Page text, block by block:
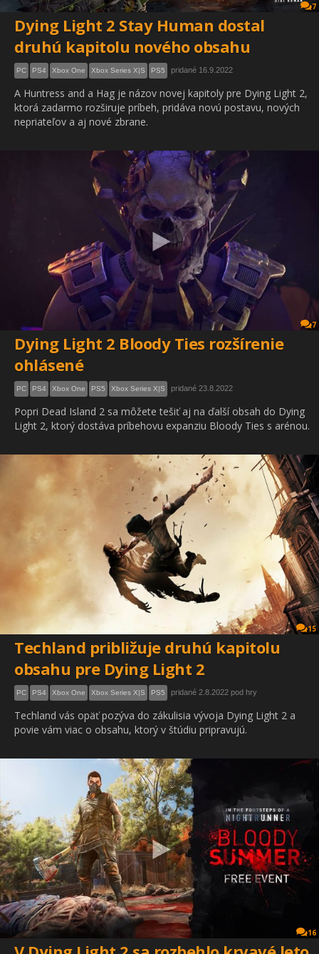
7
Dying Light 2 Stay Human dostal
druhú kapitolu nového obsahu
PC PS4 Xbox One Xbox Series X|S PS5 pridané 16.9.2022
A Huntress and a Hag je názov novej kapitoly pre Dying Light 2,
ktorá zadarmo rozširuje príbeh, pridáva novú postavu, nových
nepriateľov a aj nové zbrane.
7
Dying Light 2 Bloody Ties rozšírenie
ohlásené
PC PS4 Xbox One PS5 Xbox Series X|S pridané 23.8.2022
Popri Dead Island 2 sa môžete tešiť aj na ďalší obsah do Dying
Light 2, ktorý dostáva príbehovu expanziu Bloody Ties s arénou.
15
Techland približuje druhú kapitolu
obsahu pre Dying Light 2
PC PS4 Xbox One Xbox Series X|S PS5 pridané 2.8.2022 pod hry
Techland vás opäť pozýva do zákulisia vývoja Dying Light 2 a
povie vám viac o obsahu, ktorý v štúdiu pripravujú.
16